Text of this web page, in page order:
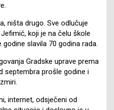
ništa drugo. Sve odlučuje
koji je na čelu škole
slavila 70 godina rada.
Gradske uprave prema
septembra prošle godine i
internet, odsječeni od